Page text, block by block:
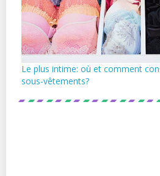
Le plus intime: où et comment
sous-vêtements?